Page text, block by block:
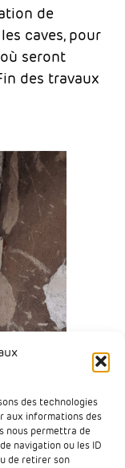
des technologies
aux informations des
nous permettra de
navigation ou les ID
de retirer son
de
caves, pour
seront
des travaux